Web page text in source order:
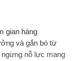
gian hàng
và gắn bó từ
ngừng nỗ lực mang